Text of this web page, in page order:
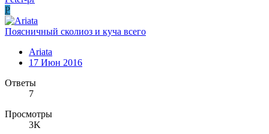
P
Поясничный сколиоз и куча всего
Ariata
17 Июн 2016
Ответы
7
Просмотры
3K